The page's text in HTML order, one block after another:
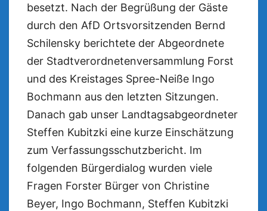
besetzt. Nach der Begrüßung der Gäste
durch den AfD Ortsvorsitzenden Bernd
Schilensky berichtete der Abgeordnete
der Stadtverordnetenversammlung Forst
und des Kreistages Spree-Neiße Ingo
Bochmann aus den letzten Sitzungen.
Danach gab unser Landtagsabgeordneter
Steffen Kubitzki eine kurze Einschätzung
zum Verfassungsschutzbericht. Im
folgenden Bürgerdialog wurden viele
Fragen Forster Bürger von Christine
Beyer, Ingo Bochmann, Steffen Kubitzki